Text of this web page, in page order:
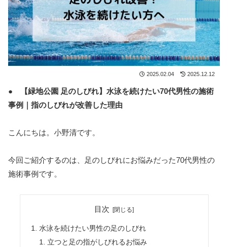
2025.02.04 2025.12.12
● 【緑地公園 足のしびれ】水泳を続けたい70代男性の施術
事例｜指のしびれが改善した理由
こんにちは。小野清です。
今回ご紹介するのは、足のしびれにお悩みだった70代男性の
施術事例です。
目次
水泳を続けたい男性の足のしびれ
立つと足の指がしびれるお悩み